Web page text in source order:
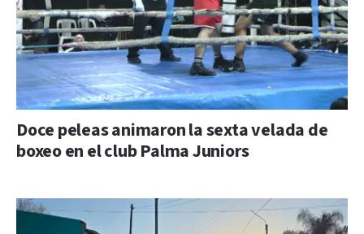
Doce peleas animaron la sexta velada de
boxeo en el club Palma Juniors